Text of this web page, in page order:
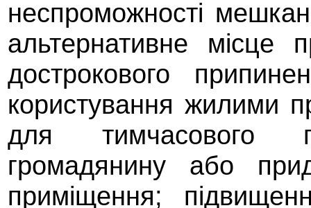
неспроможності
альтернативне місце
дострокового
користування жилими
для тимчасового
громадянину або
приміщення;